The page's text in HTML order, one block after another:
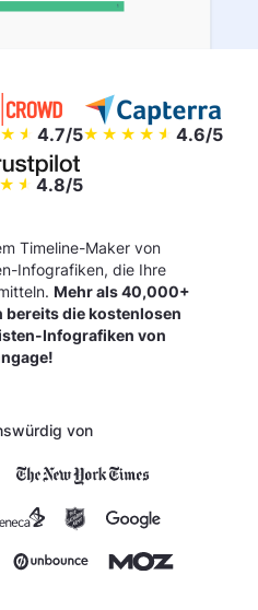
4.7/5 4.6/5
4.8/5
Timeline-Maker von
Infografiken, die Ihre
Mehr als 40,000+
bereits die kostenlosen
Infografiken von
von